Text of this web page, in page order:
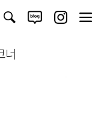
너